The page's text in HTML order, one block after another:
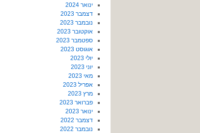
ינואר 2024
דצמבר 2023
נובמבר 2023
אוקטובר 2023
ספטמבר 2023
אוגוסט 2023
יולי 2023
יוני 2023
מאי 2023
אפריל 2023
מרץ 2023
פברואר 2023
ינואר 2023
דצמבר 2022
נובמבר 2022